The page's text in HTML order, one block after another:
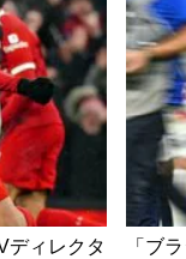
ディレクタ
「ブ